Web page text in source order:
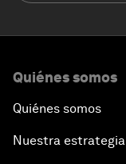
Quiénes somos
Quiénes somos
Nuestra estrategia